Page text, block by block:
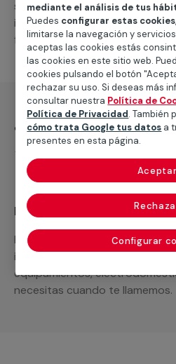
suministro de los materiales
intervenciones a realizar, o la
falta para completar tu
¿Qué incluye?
Recuerda que en
Podemos ofrecer cualquier
incluyendo todo lo que
equipamientos,
necesitas cuando te llamemos.
mediante el análisis de tus
Puedes configurar estas cookies
limitarse la navegación y
aceptas las cookies estás
las cookies en este sitio web.
cookies pulsando el botón
rechazar su uso. Si deseas más
consultar nuestra Política de
Política de Privacidad. También
cómo trata Google tus datos a
presentes en esta página.
Configurar
Aceptar